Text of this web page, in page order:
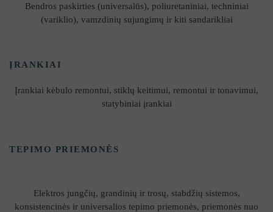
Bendros paskirties (universalūs), poliuretaniniai, techniniai
(variklio), vamzdinių sujungimų ir kiti sandarikliai
ĮRANKIAI
Įrankiai kėbulo remontui, stiklų keitimui, remontui ir tonavimui,
statybiniai įrankiai
TEPIMO PRIEMONĖS
Elektros jungčių, grandinių ir trosų, stabdžių sistemos,
konsistencinės ir universalios tepimo priemonės, priemonės nuo